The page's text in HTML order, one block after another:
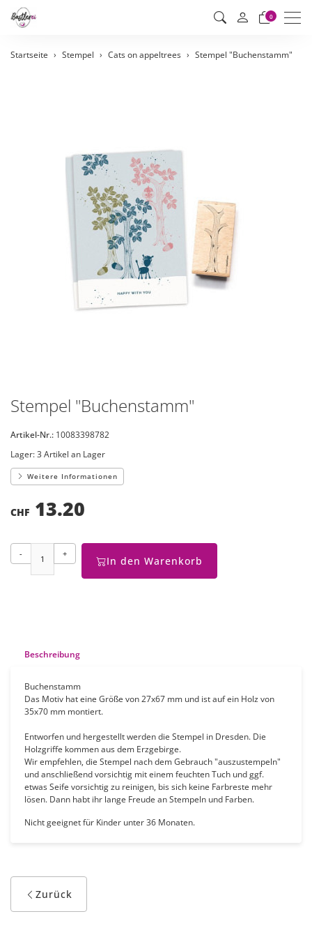
0
Startseite Stempel Cats on appeltrees Stempel "Buchenstamm"
Stempel "Buchenstamm"
Artikel-Nr.: 10083398782
Lager:3 Artikel an Lager
Weitere Informationen
CHF 13.20
- +
In den Warenkorb
Beschreibung
Buchenstamm
Das Motiv hat eine Größe von 27x67 mm und ist auf ein Holz von
35x70 mm montiert.
Entworfen und hergestellt werden die Stempel in Dresden. Die
Holzgriffe kommen aus dem Erzgebirge.
Wir empfehlen, die Stempel nach dem Gebrauch "auszustempeln"
und anschließend vorsichtig mit einem feuchten Tuch und ggf.
etwas Seife vorsichtig zu reinigen, bis sich keine Farbreste mehr
lösen. Dann habt ihr lange Freude an Stempeln und Farben.
Nicht geeignet für Kinder unter 36 Monaten.
Zurück